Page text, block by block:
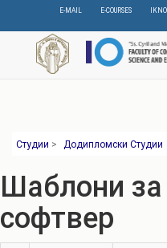
content
E-MAIL E-COURSES
Студии > Додипломски Студии
Шаблони за
софтвер